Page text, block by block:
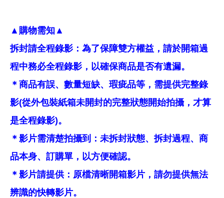
▲購物需知▲
拆封請全程錄影：為了保障雙方權益，請於開箱過
程中務必全程錄影，以確保商品是否有遺漏。
＊商品有誤、數量短缺、瑕疵品等，需提供完整錄
影(從外包裝紙箱未開封的完整狀態開始拍攝，才算
是全程錄影)。
＊影片需清楚拍攝到：未拆封狀態、拆封過程、商
品本身、訂購單，以方便確認。
＊影片請提供：原檔清晰開箱影片，請勿提供無法
辨識的快轉影片。